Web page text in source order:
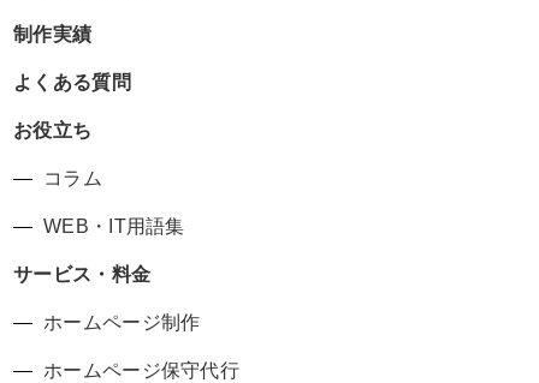
制作実績
よくある質問
お役立ち
コラム
WEB・IT用語集
サービス・料金
ホームページ制作
ホームページ保守代行